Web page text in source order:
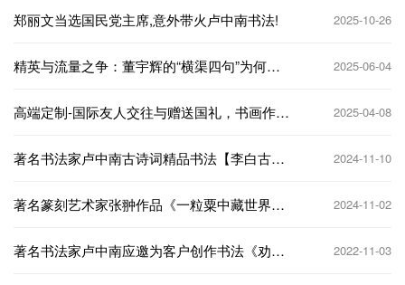
郑丽文当选国民党主席,意外带火卢中南书法! 2025-10-26
精英与流量之争：董宇辉的“横渠四句”为何掀
2025-06-04
高端定制-国际友人交往与赠送国礼，书画作品
2025-04-08
著名书法家卢中南古诗词精品书法【李白古风
2024-11-10
著名篆刻艺术家张翀作品《一粒粟中藏世界》|
2024-11-02
著名书法家卢中南应邀为客户创作书法《劝
2022-11-03